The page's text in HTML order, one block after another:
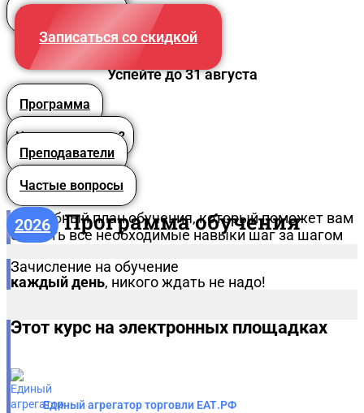
Преподаватели
Записаться со скидкой
Успейте до 31 августа
Программа
Что вы получите?
Преподаватели
Частые вопросы
Программа обучения
2026
Подробный план обучения, который поможет вам
освоить все необходимые навыки шаг за шагом
Зачисление на обучение
каждый день, никого ждать не надо!
Этот курс на электронных площадках
Единый агрегатор торговли ЕАТ.РФ